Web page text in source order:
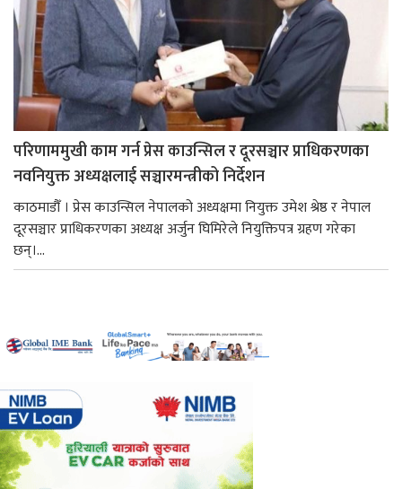
परिणाममुखी काम गर्न प्रेस काउन्सिल र दूरसञ्चार प्राधिकरणका
नवनियुक्त अध्यक्षलाई सञ्चारमन्त्रीको निर्देशन
काठमाडौँ । प्रेस काउन्सिल नेपालको अध्यक्षमा नियुक्त उमेश श्रेष्ठ र नेपाल
दूरसञ्चार प्राधिकरणका अध्यक्ष अर्जुन घिमिरेले नियुक्तिपत्र ग्रहण गरेका
छन्।...